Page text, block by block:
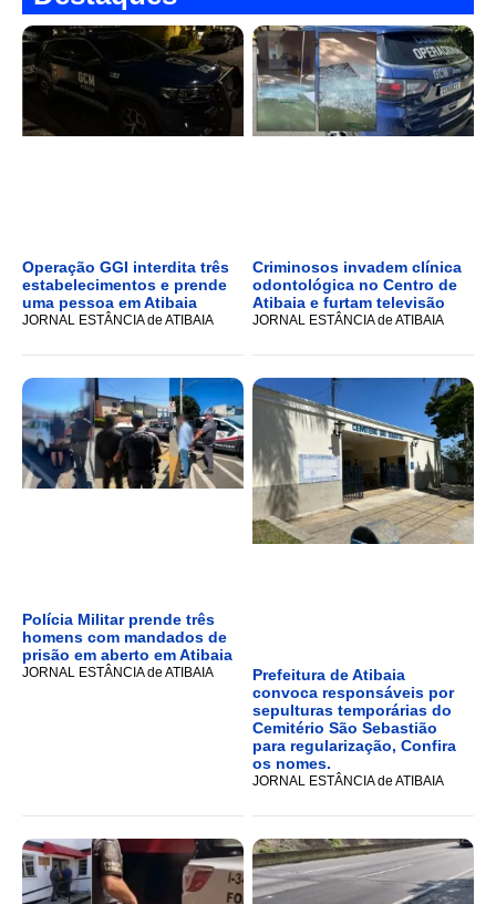
Operação GGI interdita três
estabelecimentos e prende
uma pessoa em Atibaia
JORNAL ESTÂNCIA de ATIBAIA
Criminosos invadem clínica
odontológica no Centro de
Atibaia e furtam televisão
JORNAL ESTÂNCIA de ATIBAIA
Polícia Militar prende três
homens com mandados de
prisão em aberto em Atibaia
JORNAL ESTÂNCIA de ATIBAIA
Prefeitura de Atibaia
convoca responsáveis por
sepulturas temporárias do
Cemitério São Sebastião
para regularização, Confira
os nomes.
JORNAL ESTÂNCIA de ATIBAIA